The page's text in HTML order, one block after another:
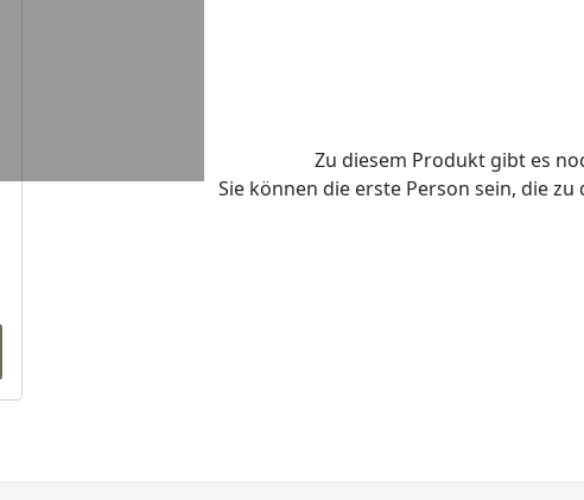
Zu diesem Produkt gibt es
Sie können die erste Person sein, die